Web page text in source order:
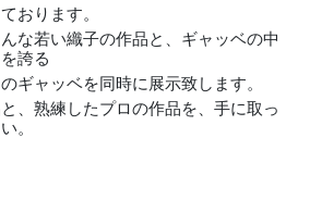
おります。
な若い織子の作品と、ギャッベの中
誇る
ギャッベを同時に展示致します。
、熟練したプロの作品を、手に取っ
。